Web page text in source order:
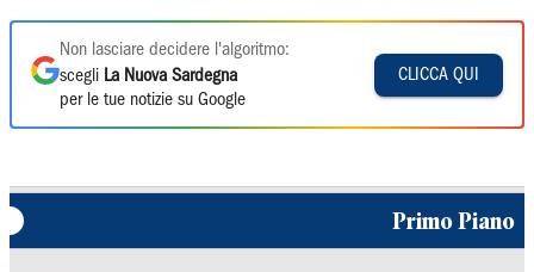
Non lasciare decidere l'algoritmo:
scegli La Nuova Sardegna
per le tue notizie su Google
CLICCA QUI
Primo Piano